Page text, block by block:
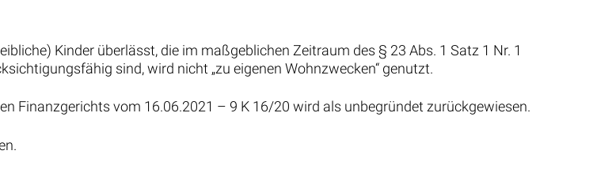
Kinder überlässt, die im maßgeblichen Zeitraum des § 23 Abs. 1 Satz 1 Nr. 1
sind, wird nicht „zu eigenen Wohnzwecken“ genutzt.
Finanzgerichts vom 16.06.2021 – 9 K 16/20 wird als unbegründet zurückgewiesen.